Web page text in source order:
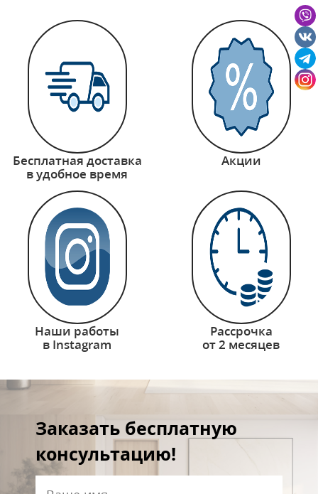
Бесплатная доставка
в удобное время
Акции
Наши работы
в Instagram
Рассрочка
от 2 месяцев
Заказать бесплатную
консультацию!